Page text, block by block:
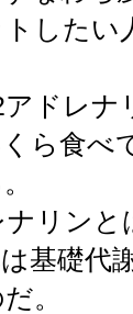
トしたい
ドレナ
ら食べ
ナリンと
基礎代
。